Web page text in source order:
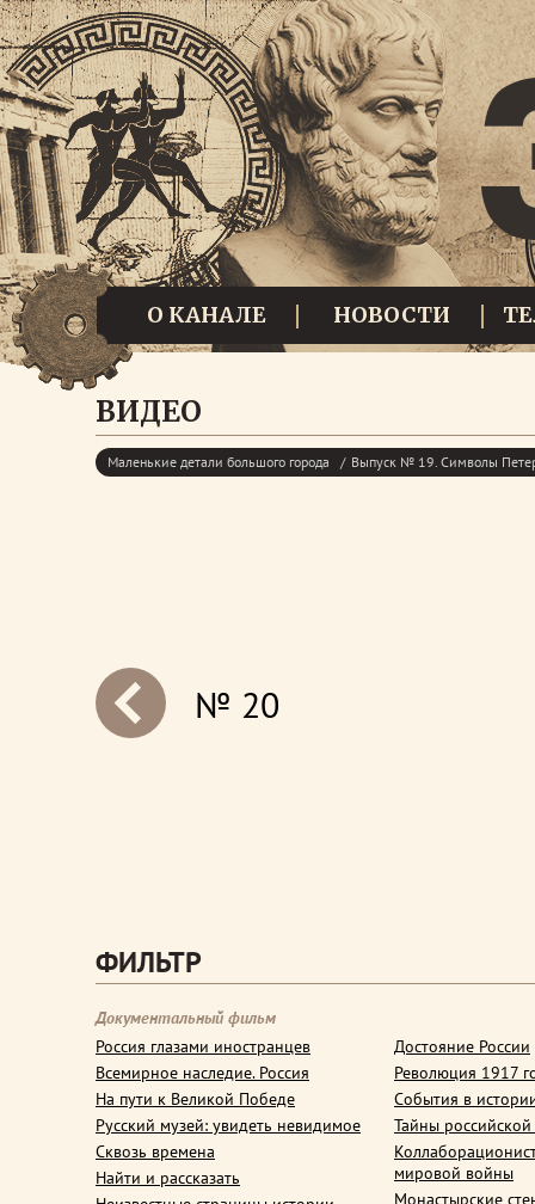
О КАНАЛЕ НОВОСТИ
ВИДЕО
Маленькие детали большого города Выпуск № 19. Символы
№ 20
ФИЛЬТР
Документальный фильм
Россия глазами иностранцев
Всемирное наследие. Россия
На пути к Великой Победе
Русский музей: увидеть невидимое
Сквозь времена
Найти и рассказать
Достояние России
Революция 1917
События в
Тайны
мировой войны
Монастырские